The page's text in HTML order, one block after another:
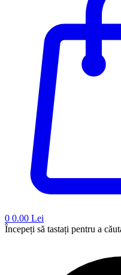
0 0.00 Lei
Începeți să tastați pentru a